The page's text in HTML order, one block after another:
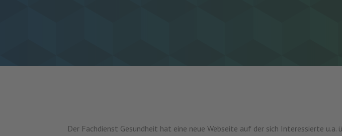
Der Fachdienst Gesundheit hat eine neue Webseite auf der sich Interessierte